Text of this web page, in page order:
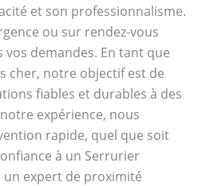
et son professionnalisme.
ou sur rendez-vous
demandes. En tant que
cher, notre objectif est de
fiables et durables à des
expérience, nous
rapide, quel que soit
à un Serrurier
un expert de proximité